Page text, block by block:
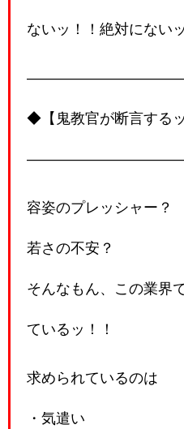
ないッ！！絶対にない
◆【鬼教官が断言するッ
容姿のプレッシャー？
若さの不安？
そんなもん、この業界
ているッ！！
求められているのは
・気遣い